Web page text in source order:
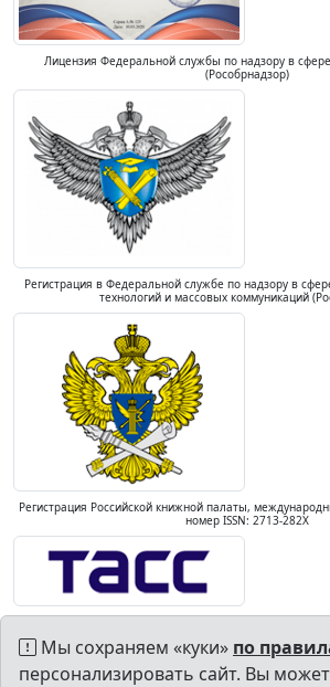
Лицензия Федеральной службы по надзору в
(Рособрнадзор)
Регистрация в Федеральной службе по надзору в
технологий и массовых коммуникаций
Регистрация Российской книжной палаты,
номер ISSN: 2713-282X
Мы сохраняем «куки» по
персонализировать сайт. Вы